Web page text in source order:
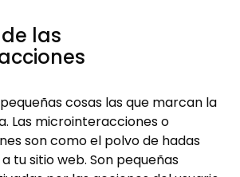
las
cosas las que marcan la
Las microinteracciones o
son como el polvo de hadas
tu sitio web. Son pequeñas